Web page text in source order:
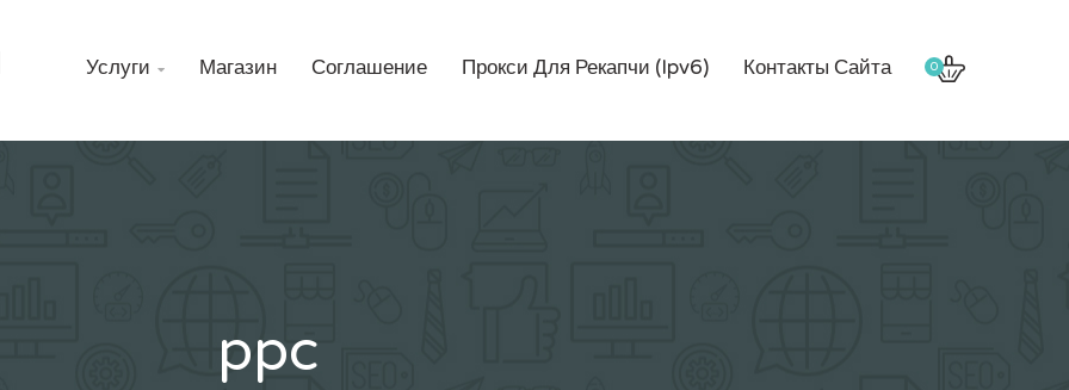
Услуги  Магазин Соглашение Прокси Для Рекапчи (Ipv6) Контакты Сайта 0
ppc